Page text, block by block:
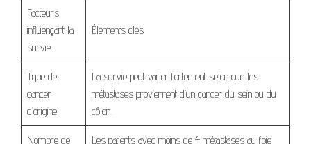
Facteurs
influençant la
survie
Éléments clés
Type de
cancer
d’origine
La survie peut varier fortement selon que les
métastases proviennent d’un cancer du sein ou du
côlon.
Nombre de
Les patients avec moins de 4 métastases au foie